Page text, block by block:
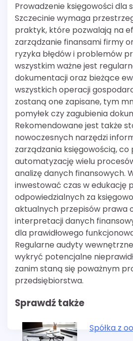
Prowadzenie księgowości dla
Szczecinie wymaga
praktyk, które pozwalają na
zarządzanie finansami firmy
ryzyka błędów i problemów
wszystkim ważne jest
dokumentacji oraz bieżące
wszystkich operacji
zostaną one zapisane, tym
pomyłek czy zagubienia
Rekomendowane jest także
nowoczesnych narzędzi
zarządzania księgowością, co
automatyzację wielu
analizę danych finansowych.
inwestować czas w edukację
odpowiedzialnych za
aktualnych przepisów prawa
interpretacji danych
dla prawidłowego
Regularne audyty
wykryć potencjalne
zanim staną się poważnym
przedsiębiorstwa.
Sprawdź także
Spółka z